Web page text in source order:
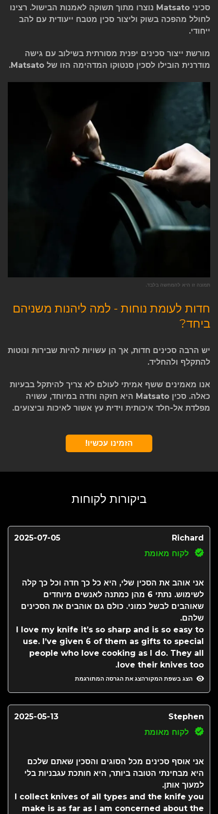
סכיני Matsato נוצרו מתוך תשוקה לאמנות הבישול. רצינו
לחולל מהפכה בשוק וליצור סכין מטבח ייעודית עם להב
ייחודי.
מורשת ייצור סכינים יפנית מסורתית בשילוב עם גישה
מודרנית הובילו לסכין סנטוקו המדהימה הזו של Matsato.
תמונה זו היא להמחשה בלבד.
חדות לעומת נוחות - למה ליהנות משניהם
ביחד?
יש הרבה סכינים חדות, אך הן עשויות להיות שבירות ונוטות
להתקלף ולהחליד.
אנו מאמינים ששף אמיתי לעולם לא צריך להיתקל בבעיות
כאלה. סכין Matsato היא חזקה וחדה במיוחד, עשויה
מפלדת אל-חלד איכותית וידית עץ אשור לאיכות וביצועים.
הזמינו עכשיו!
ביקורות לקוחות
Richard
לקוח מאומת
אני אוהב את הסכין שלי, היא כל כך חדה וכל כך קלה
לשימוש. נתתי 6 מהן כמתנה לאנשים מיוחדים
שאוהבים לבשל כמוני. כולם גם אוהבים את הסכינים
שלהם.
I love my knife it’s so sharp and is so easy to
use. I’ve given 6 of them as gifts to special
people who love cooking as I do. They all
love their knives too.
הצג בשפת המקורהצג את הגרסה המתורגמת
Stephen
לקוח מאומת
אני אוסף סכינים מכל הסוגים והסכין שאתם שלכם
היא מבחינתי הטובה ביותר, היא חותכת עגבניות בלי
למעוך אותן.
I collect knives of all types and the knife you
make is as far as I am concerned about the